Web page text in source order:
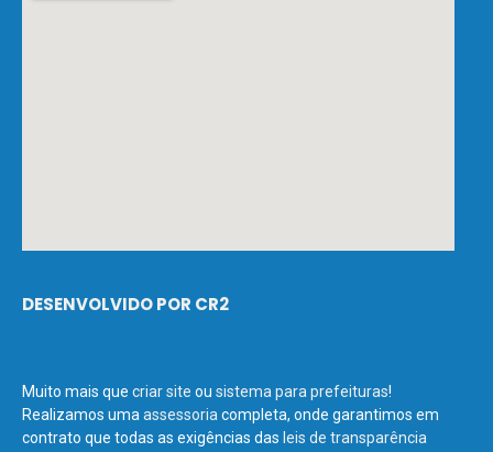
DESENVOLVIDO POR CR2
Muito mais que criar site ou sistema para prefeituras!
Realizamos uma assessoria completa, onde garantimos em
contrato que todas as exigências das leis de transparência